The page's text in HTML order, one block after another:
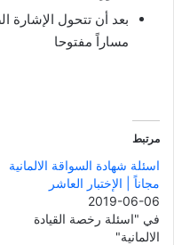
بعد أن تتحول الإشارة
مساراً مفتوحا
مرتبط
اسئلة شهادة السواقة الالمانية
مجاناً | الإختبار العاشر
2019-06-06
في "اسئلة رخصة القيادة
الالمانية"